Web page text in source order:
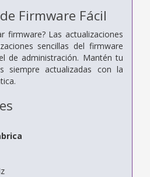
Firmware Fácil
firmware? Las actualizaciones
sencillas del firmware
de administración. Mantén tu
siempre actualizadas con la